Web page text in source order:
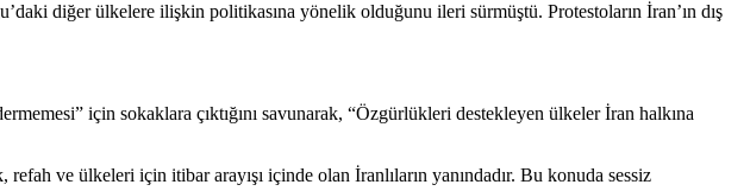
diğer ülkelere ilişkin politikasına yönelik olduğunu ileri sürmüştü. Protestoların İran’ın dış
için sokaklara çıktığını savunarak, “Özgürlükleri destekleyen ülkeler İran halkına
ve ülkeleri için itibar arayışı içinde olan İranlıların yanındadır. Bu konuda sessiz